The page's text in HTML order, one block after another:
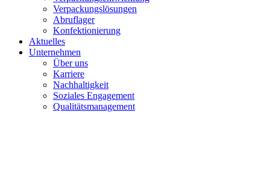
Verpackungslösungen
Abruflager
Konfektionierung
Aktuelles
Unternehmen
Über uns
Karriere
Nachhaltigkeit
Soziales Engagement
Qualitätsmanagement